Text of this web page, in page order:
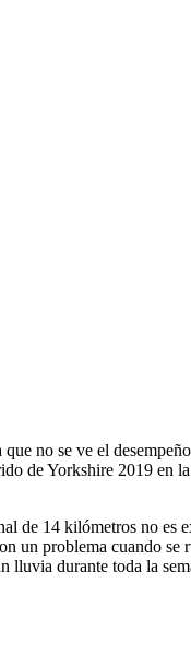
no se ve el
de Yorkshire 2019 en
de 14 kilómetros no es
un problema cuando
durante toda la